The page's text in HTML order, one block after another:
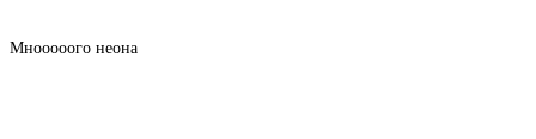
Мнооооого неона